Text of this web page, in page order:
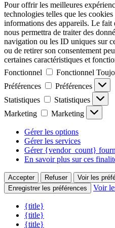
Pour offrir les meilleures
technologies telles que les
informations des appareils. Le fait
nous permettra de traiter des
navigation ou les ID uniques sur
ou de retirer son consentement
certaines caractéristiques et
Fonctionnel
Fonctionnel
Préférences
Préférences
Statistiques
Statistiques
Marketing
Marketing
Gérer les options
Gérer les services
Gérer {vendor_count}
En savoir plus sur ces
Accepter Refuser
Voir les
Enregistrer les préférences
Voir
{title}
{title}
{title}